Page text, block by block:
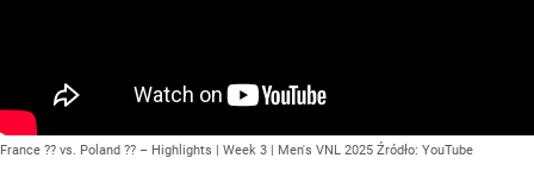
France ?? vs. Poland ?? – Highlights | Week 3 | Men's VNL 2025 Źródło: YouTube